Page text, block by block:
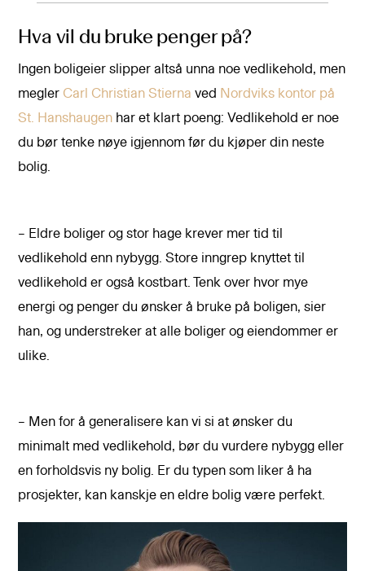
Hva vil du bruke penger på?
Ingen boligeier slipper altså unna noe vedlikehold, men
megler Carl Christian Stierna ved Nordviks kontor på
St. Hanshaugen har et klart poeng: Vedlikehold er noe
du bør tenke nøye igjennom før du kjøper din neste
bolig.
– Eldre boliger og stor hage krever mer tid til
vedlikehold enn nybygg. Store inngrep knyttet til
vedlikehold er også kostbart. Tenk over hvor mye
energi og penger du ønsker å bruke på boligen, sier
han, og understreker at alle boliger og eiendommer er
ulike.
– Men for å generalisere kan vi si at ønsker du
minimalt med vedlikehold, bør du vurdere nybygg eller
en forholdsvis ny bolig. Er du typen som liker å ha
prosjekter, kan kanskje en eldre bolig være perfekt.